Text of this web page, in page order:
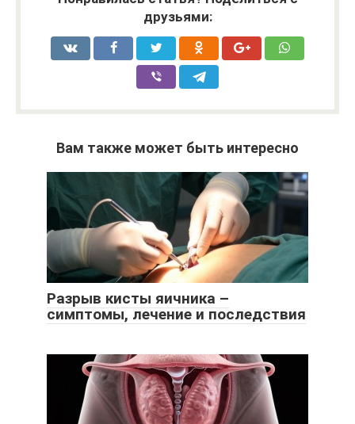
друзьями:
Вам также может быть интересно
Разрыв кисты яичника –
симптомы, лечение и последствия